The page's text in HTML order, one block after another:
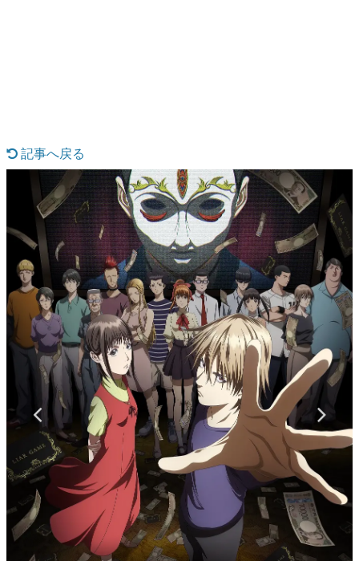
なんでゲームは面白い？
ゲーム開発者・hamatsu氏がゲームの魅力を画面や操作の
具体的な形から解き明かしていく、硬派で骨太な評論連載
です。
ゲームが変えた日本語
「経験値」「裏技」「ラスボス」… ゲームにまつわる言葉
の起源や用法の変遷を、コンピューター文化史研究家・タ
イニーP氏が徹底調査。
カテゴリ
特集記事
マンガ
女性向け
アプリレビュー
その他
電ファミニコゲーマーとは？
運営：株式会社マレ
記事へ戻る